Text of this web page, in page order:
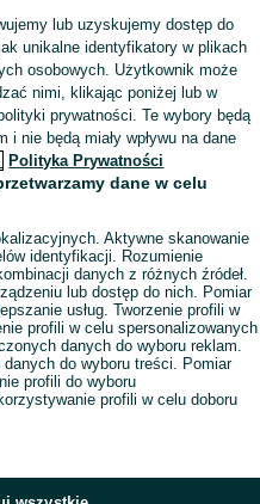
lub uzyskujemy dostęp do
unikalne identyfikatory w plikach
osobowych. Użytkownik może
nimi, klikając poniżej lub w
prywatności. Te wybory będą
nie będą miały wpływu na dane
Polityka Prywatności
dane w celu
Aktywne skanowanie
identyfikacji. Rozumienie
danych z różnych źródeł.
lub dostęp do nich. Pomiar
usług. Tworzenie profili w
profili w celu spersonalizowanych
danych do wyboru reklam.
do wyboru treści. Pomiar
profili do wyboru
profili w celu doboru